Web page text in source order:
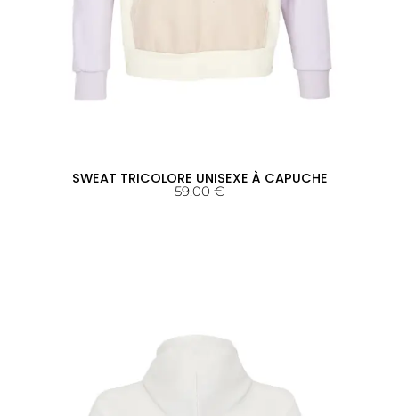
SWEAT TRICOLORE UNISEXE À CAPUCHE
59,00 €